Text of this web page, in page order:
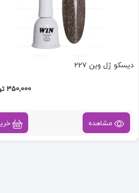
دیسکو ژل وین 227
350,000 تومان
مشاهده